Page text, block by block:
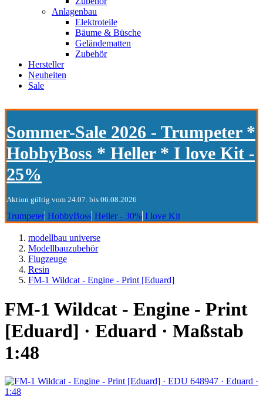
Anlagenbau
Elektroteile
Bäume & Büsche
Geländematten
Zubehör
Hersteller
Neuheiten
Sale
Sommer-Sale 2026 - Trumpeter *
HobbyBoss * Heller * I love Kit -
25%
Aktion gültig vom 24.07. bis 06.08.2026
Trumpeter HobbyBoss Heller - 30% I love Kit
modellbau universe
Modellbauzubehör
Flugzeuge
Resin
FM-1 Wildcat - Engine - Print [Eduard]
FM-1 Wildcat - Engine - Print
[Eduard] · Eduard · Maßstab
1:48